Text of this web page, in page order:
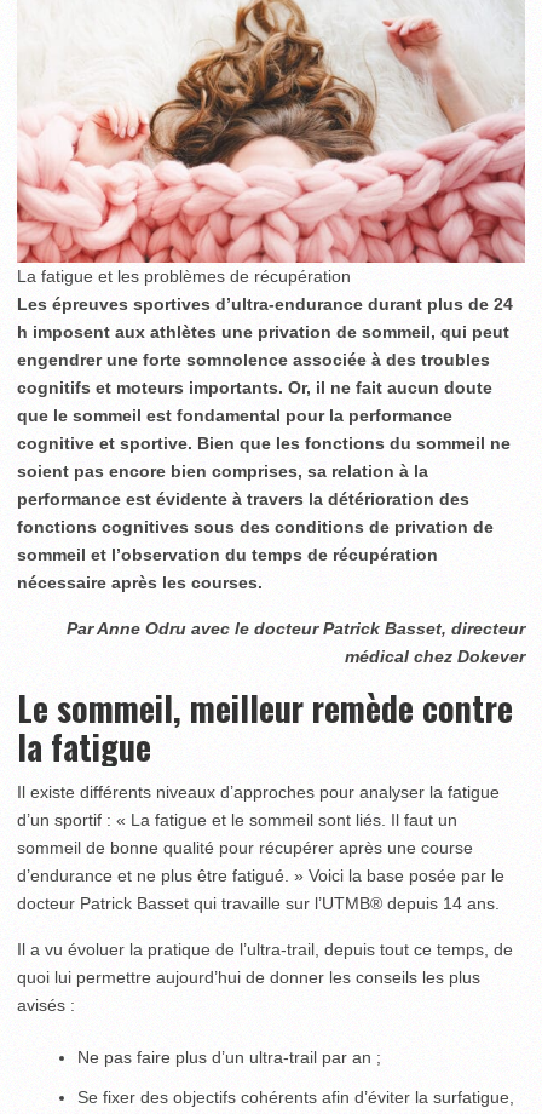
La fatigue et les problèmes de récupération
Les épreuves sportives d’ultra-endurance durant plus de 24
h imposent aux athlètes une privation de sommeil, qui peut
engendrer une forte somnolence associée à des troubles
cognitifs et moteurs importants. Or, il ne fait aucun doute
que le sommeil est fondamental pour la performance
cognitive et sportive. Bien que les fonctions du sommeil ne
soient pas encore bien comprises, sa relation à la
performance est évidente à travers la détérioration des
fonctions cognitives sous des conditions de privation de
sommeil et l’observation du temps de récupération
nécessaire après les courses.
Par Anne Odru avec le docteur Patrick Basset, directeur
médical chez Dokever
Le sommeil, meilleur remède contre
la fatigue
Il existe différents niveaux d’approches pour analyser la fatigue
d’un sportif : « La fatigue et le sommeil sont liés. Il faut un
sommeil de bonne qualité pour récupérer après une course
d’endurance et ne plus être fatigué. » Voici la base posée par le
docteur Patrick Basset qui travaille sur l’UTMB® depuis 14 ans.
Il a vu évoluer la pratique de l’ultra-trail, depuis tout ce temps, de
quoi lui permettre aujourd’hui de donner les conseils les plus
avisés :
Ne pas faire plus d’un ultra-trail par an ;
Se fixer des objectifs cohérents afin d’éviter la surfatigue,